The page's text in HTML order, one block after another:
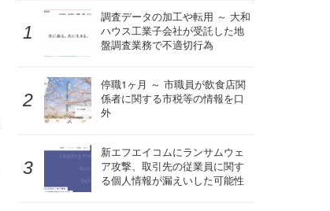
調査データの加工や転用 ～ 大和
ハウス工業子会社が受託した地
盤調査業務で不適切行為
停職1ヶ月 ～ 市職員が飲食店関
係者に関する市税等の情報を口
外
新エフエイコムにランサムウェ
ア攻撃、取引先の従業員に関す
る個人情報が漏えいした可能性